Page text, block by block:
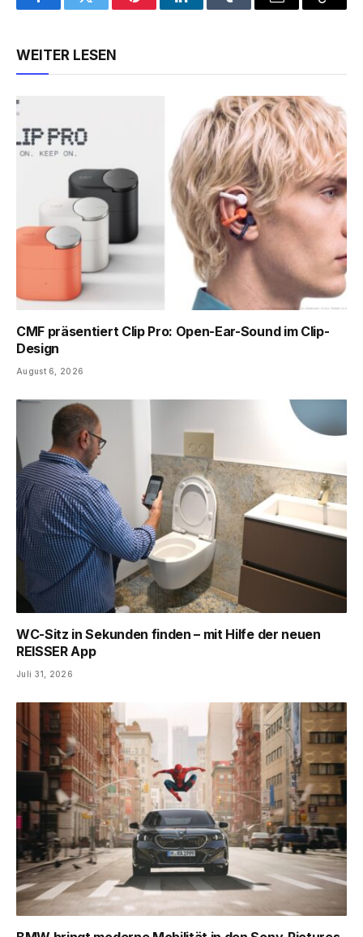
FacebookTwitter PinterestLinkedInTumblr Email
Copy
WEITER LESEN
CMF präsentiert Clip Pro: Open-Ear-Sound im Clip-
Design
August 6, 2026
WC-Sitz in Sekunden finden – mit Hilfe der neuen
REISSER App
Juli 31, 2026